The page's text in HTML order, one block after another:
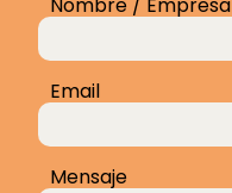
Email
Mensaje